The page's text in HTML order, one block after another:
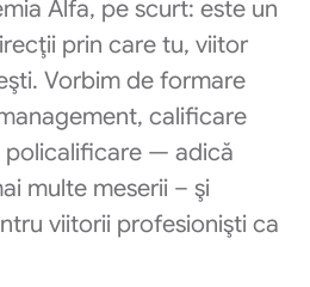
Alfa, pe scurt: este un
prin care tu, viitor
Vorbim de formare
calificare
policalificare — adică
multe meserii – şi
viitorii profesionişti ca